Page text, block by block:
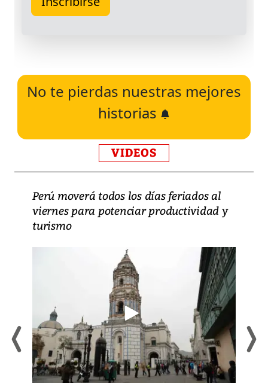
No te pierdas nuestras mejores
historias
VIDEOS
Perú moverá todos los días feriados al
viernes para potenciar productividad y
turismo